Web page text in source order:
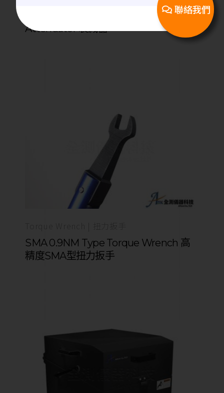
6GHz 5dB 2W│SMA(M)-SMA(F) Fixed
Attenuator 衰減器
SMA 0.9NM Type Torque Wrench 高
精度SMA型扭力扳手
聯絡我們